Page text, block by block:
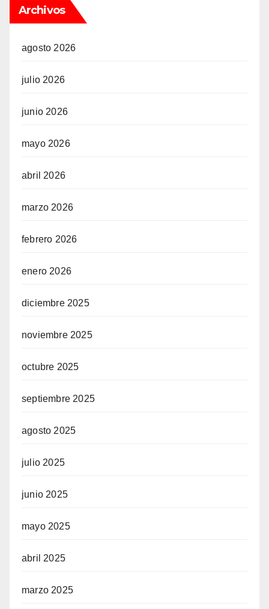
Archivos
agosto 2026
julio 2026
junio 2026
mayo 2026
abril 2026
marzo 2026
febrero 2026
enero 2026
diciembre 2025
noviembre 2025
octubre 2025
septiembre 2025
agosto 2025
julio 2025
junio 2025
mayo 2025
abril 2025
marzo 2025